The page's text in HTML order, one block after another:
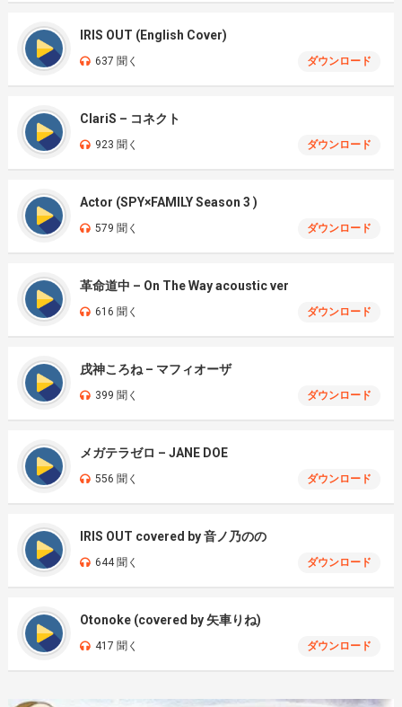
IRIS OUT (English Cover)
637 聞く ダウンロード
ClariS – コネクト
923 聞く ダウンロード
Actor (SPY×FAMILY Season 3 )
579 聞く ダウンロード
革命道中 – On The Way acoustic ver
616 聞く ダウンロード
戌神ころね – マフィオーザ
399 聞く ダウンロード
メガテラゼロ – JANE DOE
556 聞く ダウンロード
IRIS OUT covered by 音ノ乃のの
644 聞く ダウンロード
Otonoke (covered by 矢車りね)
417 聞く ダウンロード